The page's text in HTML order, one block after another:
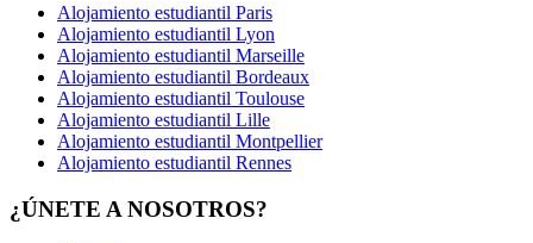
Alojamiento estudiantil Paris
Alojamiento estudiantil Lyon
Alojamiento estudiantil Marseille
Alojamiento estudiantil Bordeaux
Alojamiento estudiantil Toulouse
Alojamiento estudiantil Lille
Alojamiento estudiantil Montpellier
Alojamiento estudiantil Rennes
¿ÚNETE A NOSOTROS?